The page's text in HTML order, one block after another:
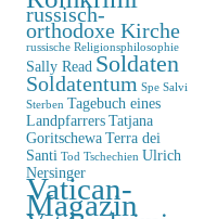
russisch-
orthodoxe Kirche
russische Religionsphilosophie
Sally Read Soldaten
Soldatentum Spe Salvi
Sterben Tagebuch eines
Landpfarrers Tatjana
Goritschewa Terra dei
Santi Tod Tschechien Ulrich
Nersinger
Vatican-
Magazin